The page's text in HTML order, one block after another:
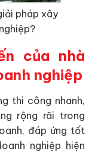
pháp xây
của nhà
nghiệp
thi công nhanh,
rộng rãi trong
đáp ứng tốt
nghiệp hiện